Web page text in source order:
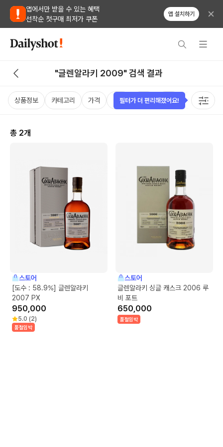
앱에서만 받을 수 있는 혜택
선착순 첫구매 최저가 쿠폰
앱 설치하기
"글렌알라키 2009" 검색 결과
상품정보 카테고리 가격 국가 용량 태그 케이스
총 2개
스토어
[도수 : 58.9%] 글렌알라키
2007 PX
950,000
5.0 (2)
품절임박
스토어
글렌알라키 싱글 캐스크 2006 루
비 포트
650,000
품절임박
필터가 더 편리해졌어요!